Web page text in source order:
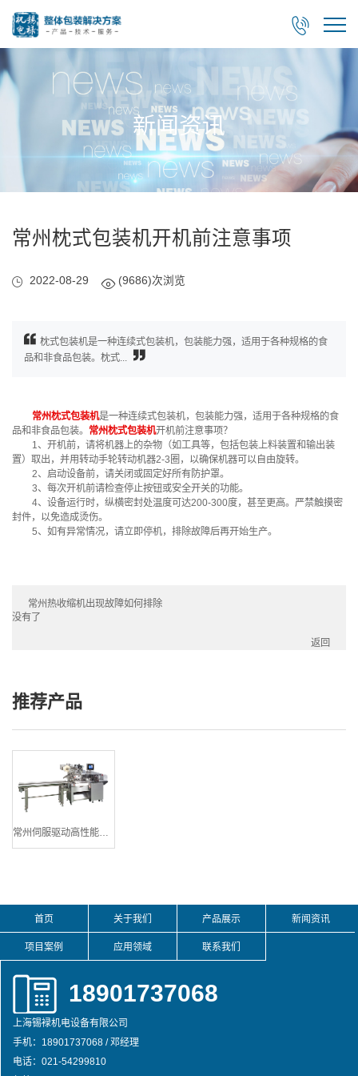

新闻资讯
常州枕式包装机开机前注意事项
2022-08-29 (9686)次浏览
枕式包装机是一种连续式包装机，包装能力强，适用于各种规格的食
品和非食品包装。枕式...
常州枕式包装机是一种连续式包装机，包装能力强，适用于各种规格的食
品和非食品包装。 常州枕式包装机开机前注意事项？
1、开机前，请将机器上的杂物（如工具等，包括包装上料装置和输出装
置）取出，并用转动手轮转动机器2-3圈，以确保机器可以自由旋转。
2、启动设备前，请关闭或固定好所有防护罩。
3、每次开机前请检查停止按钮或安全开关的功能。
4、设备运行时，纵横密封处温度可达200-300度，甚至更高。严禁触摸密
封件，以免造成烫伤。
5、如有异常情况，请立即停机，排除故障后再开始生产。
常州热收缩机出现故障如何排除
没有了
返回
推荐产品
首页 关于我们 产品展示 新闻资讯
项目案例 应用领域 联系我们
18901737068
上海锡䘵机电设备有限公司
手机：18901737068 / 邓经理
电话：021-54299810